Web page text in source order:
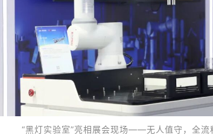
“黑灯实验室”亮相展会现场——无人值守，全流